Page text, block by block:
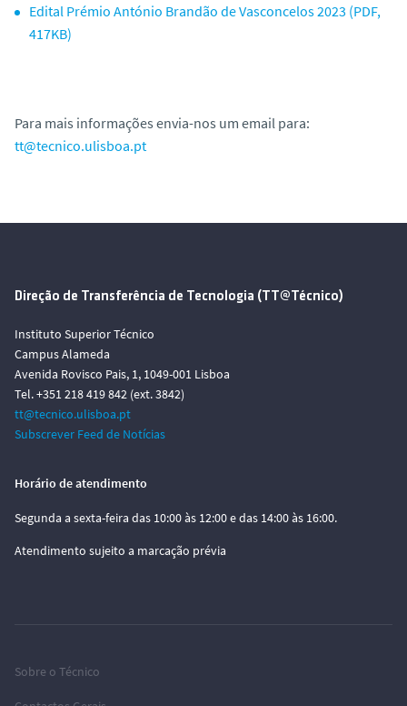
Edital Prémio António Brandão de Vasconcelos 2023 (PDF,
417KB)
Para mais informações envia-nos um email para:
tt@tecnico.ulisboa.pt
Direção de Transferência de Tecnologia (TT@Técnico)
Instituto Superior Técnico
Campus Alameda
Avenida Rovisco Pais, 1, 1049-001 Lisboa
Tel. +351 218 419 842 (ext. 3842)
tt@tecnico.ulisboa.pt
Subscrever Feed de Notícias
Horário de atendimento
Segunda a sexta-feira das 10:00 às 12:00 e das 14:00 às 16:00.
Atendimento sujeito a marcação prévia
Sobre o Técnico